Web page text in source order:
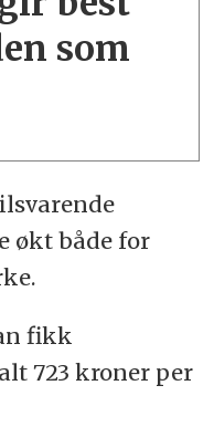
som
økt både for
fikk
723 kroner per